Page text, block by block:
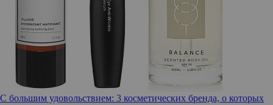
С большим удовольствием: 3 косметических бренда, о которых